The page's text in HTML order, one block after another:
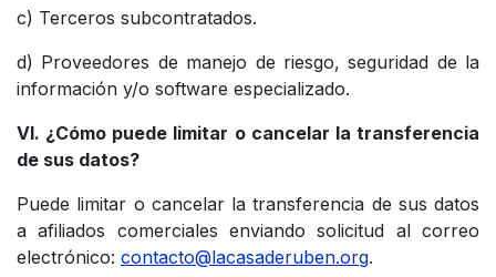
c) Terceros subcontratados.
d) Proveedores de manejo de riesgo, seguridad de la
información y/o software especializado.
VI. ¿Cómo puede limitar o cancelar la transferencia
de sus datos?
Puede limitar o cancelar la transferencia de sus datos
a afiliados comerciales enviando solicitud al correo
electrónico: contacto@lacasaderuben.org.